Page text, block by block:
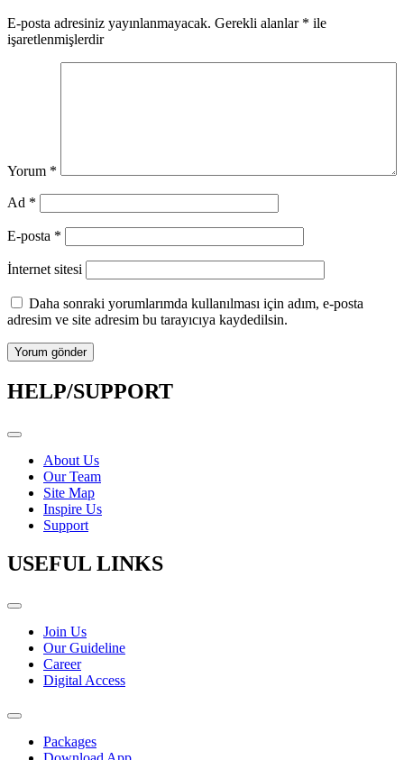
E-posta adresiniz yayınlanmayacak. Gerekli alanlar * ile
işaretlenmişlerdir
Yorum *
Ad *
E-posta *
İnternet sitesi
Daha sonraki yorumlarımda kullanılması için adım, e-posta
adresim ve site adresim bu tarayıcıya kaydedilsin.
HELP/SUPPORT
About Us
Our Team
Site Map
Inspire Us
Support
USEFUL LINKS
Join Us
Our Guideline
Career
Digital Access
Packages